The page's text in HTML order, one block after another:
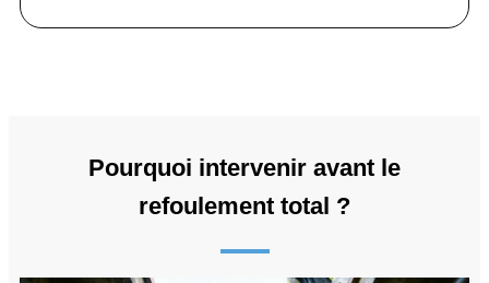
Pourquoi intervenir avant le
refoulement total ?